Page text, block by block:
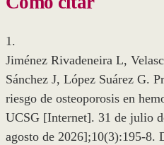
1.
Jiménez Rivadeneira L,
Sánchez J, López Suárez G.
riesgo de osteoporosis en
UCSG [Internet]. 31 de julio
agosto de 2026];10(3):195-8.